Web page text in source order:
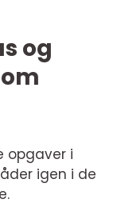
og
opgaver i
igen i de